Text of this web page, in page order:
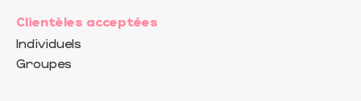
Clientèles acceptées
Individuels
Groupes